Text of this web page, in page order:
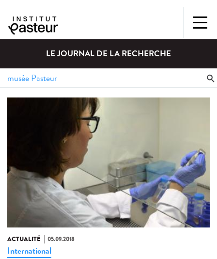
LE JOURNAL DE LA RECHERCHE
ACTUALITÉ 05.09.2018
International